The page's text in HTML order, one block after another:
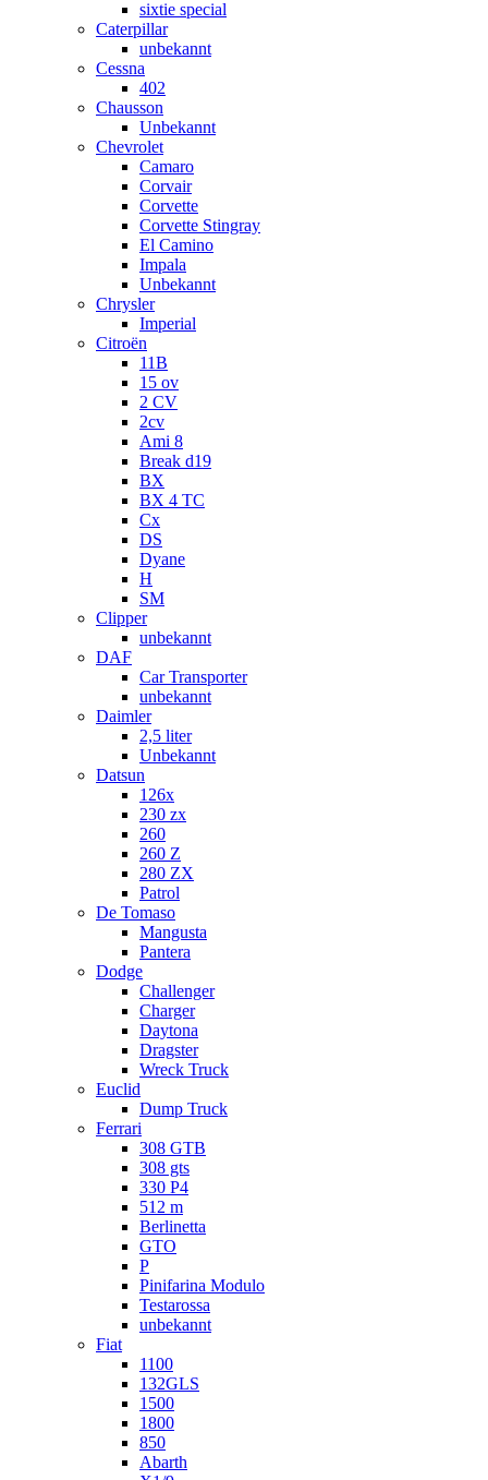
sixtie special
Caterpillar
unbekannt
Cessna
402
Chausson
Unbekannt
Chevrolet
Camaro
Corvair
Corvette
Corvette Stingray
El Camino
Impala
Unbekannt
Chrysler
Imperial
Citroën
11B
15 ov
2 CV
2cv
Ami 8
Break d19
BX
BX 4 TC
Cx
DS
Dyane
H
SM
Clipper
unbekannt
DAF
Car Transporter
unbekannt
Daimler
2,5 liter
Unbekannt
Datsun
126x
230 zx
260
260 Z
280 ZX
Patrol
De Tomaso
Mangusta
Pantera
Dodge
Challenger
Charger
Daytona
Dragster
Wreck Truck
Euclid
Dump Truck
Ferrari
308 GTB
308 gts
330 P4
512 m
Berlinetta
GTO
P
Pinifarina Modulo
Testarossa
unbekannt
Fiat
1100
132GLS
1500
1800
850
Abarth